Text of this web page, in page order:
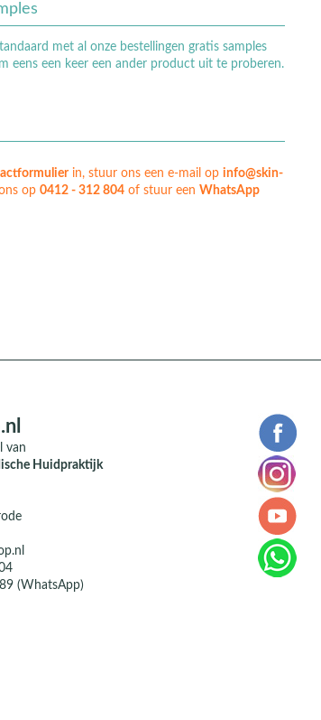
met al onze bestellingen gratis samples
eens een keer een ander product uit te proberen.
in, stuur ons een e-mail op info@skin-
op 0412 - 312 804of stuur een WhatsApp
van
Huidpraktijk
(WhatsApp)